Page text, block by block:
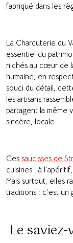
fabriqué dans les
La Charcuterie du
essentiel du
nichés au cœur de
humaine, en
souci du détail,
les artisans
partagent la même
sincère, locale.
Ces saucisses de
cuisines : à
Mais surtout, elles
traditions : c’est un
Le